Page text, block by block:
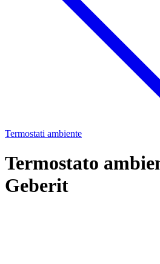
Termostati ambiente
Termostato
Geberit